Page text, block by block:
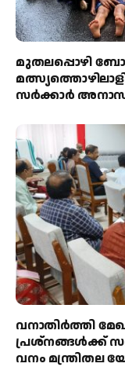
മുതലപ്പൊഴി
സർക്കാർ
വനാതിർത്തി
പ്രശ്നങ്ങൾക്ക്
വനം മന്ത്രിതല